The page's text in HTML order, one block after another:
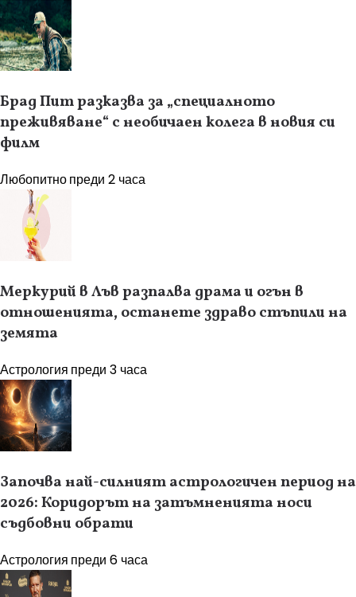
Брад Пит разказва за „специалното
преживяване“ с необичаен колега в новия си
филм
Любопитнопреди 2 часа
Меркурий в Лъв разпалва драма и огън в
отношенията, останете здраво стъпили на
земята
Астрология преди 3 часа
Започва най-силният астрологичен период на
2026: Коридорът на затъмненията носи
съдбовни обрати
Астрология преди 6 часа